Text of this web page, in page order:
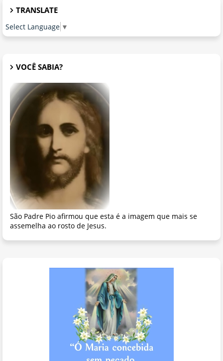
TRANSLATE
Select Language ▼
VOCÊ SABIA?
São Padre Pio afirmou que esta é a imagem que mais se
assemelha ao rosto de Jesus.